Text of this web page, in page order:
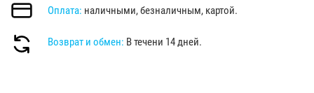
Оплата: наличными, безналичным, картой.
Возврат и обмен: В течени 14 дней.